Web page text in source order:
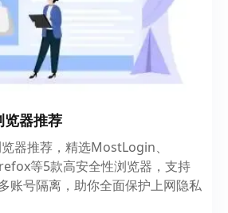
器推荐
器推荐，精选MostLogin、
等5款高安全性浏览器，支持
账号隔离，助你全面保护上网隐私